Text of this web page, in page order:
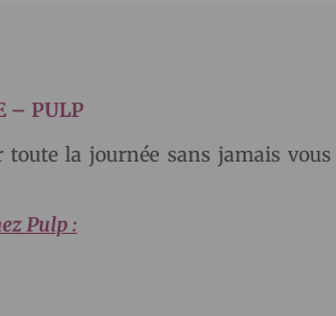
– PULP
toute la journée sans jamais vous
Pulp :